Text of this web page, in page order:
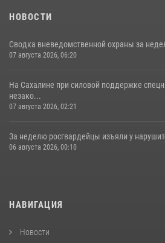
НОВОСТИ
Сводка вневедомственной охраны за
07 августа 2026, 06:20
На Сахалине при силовой поддержке
незако...
07 августа 2026, 02:21
За неделю росгвардейцы изъяли у
06 августа 2026, 00:10
НАВИГАЦИЯ
Новости